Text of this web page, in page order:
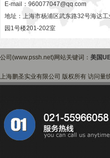
E-mail： 960077047@qq.com
地址：上海市杨浦区武东路32号海达工
园1号楼201-202室
公司(www.pssh.net)网站关键词： 美国
上海鹏圣实业有限公司 版权所有 访问量